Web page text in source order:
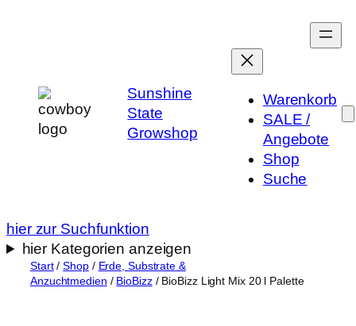
Sunshine
State
Growshop
Warenkorb
SALE /
Angebote
Shop
Suche
hier zur Suchfunktion
hier Kategorien anzeigen
Start/Shop/ Erde, Substrate &
Anzuchtmedien / BioBizz/ BioBizz Light Mix 20 l Palette